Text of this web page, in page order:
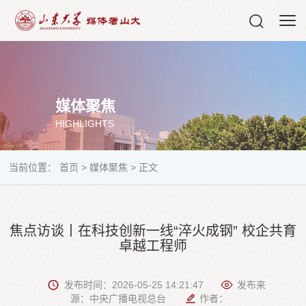
媒体聚焦
HIGHLIGHTS
当前位置：首页 > 媒体聚焦 > 正文
焦点访谈丨在科技创新一线“淬火成钢” 校企共育
卓越工程师
发布时间：2026-05-25 14:21:47
发布来
源：中央广播电视总台
作者：